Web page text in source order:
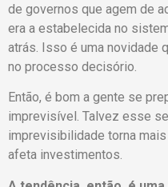
de governos que agem de
era a estabelecida no
atrás. Isso é uma novidade
no processo decisório.
Então, é bom a gente se
imprevisível. Talvez esse
imprevisibilidade torna
afeta investimentos.